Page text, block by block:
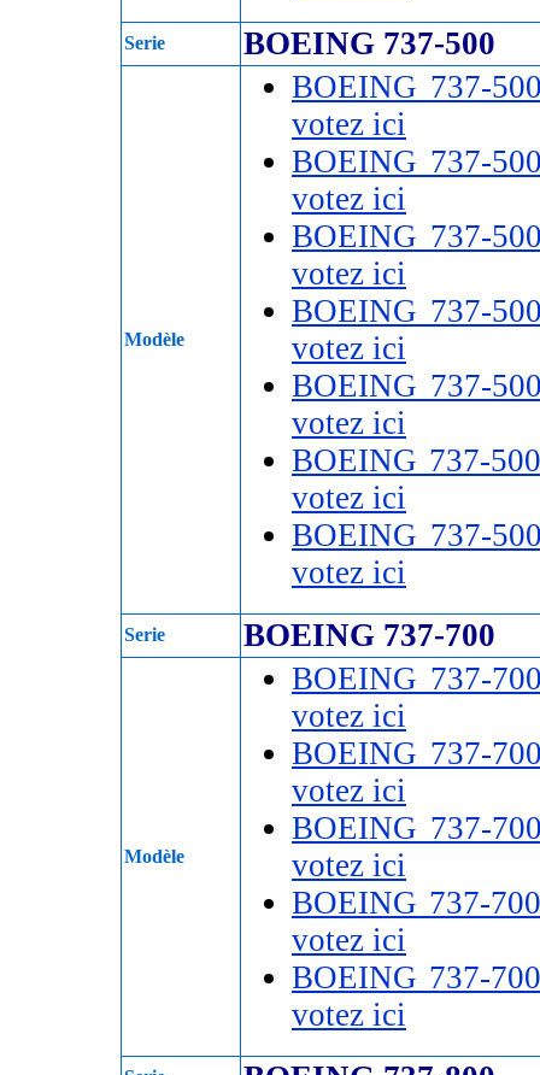
Serie BOEING 737-500
Modèle
BOEING 737-
votez ici
BOEING 737-
votez ici
BOEING 737-
votez ici
BOEING 737-
votez ici
BOEING 737-
votez ici
BOEING 737-
votez ici
BOEING 737-
votez ici
Serie BOEING 737-700
Modèle
BOEING 737-
votez ici
BOEING 737-
votez ici
BOEING 737-
votez ici
BOEING 737-
votez ici
BOEING 737-
votez ici